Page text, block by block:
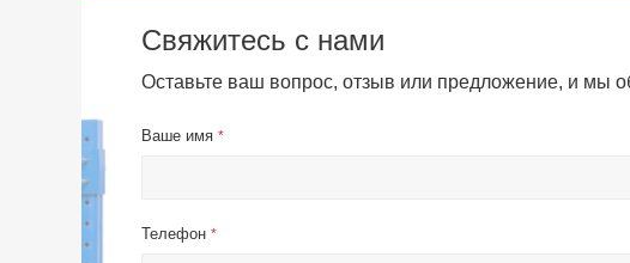
Свяжитесь с нами
Оставьте ваш вопрос, отзыв или предложение, и мы
Ваше имя *
Телефон *